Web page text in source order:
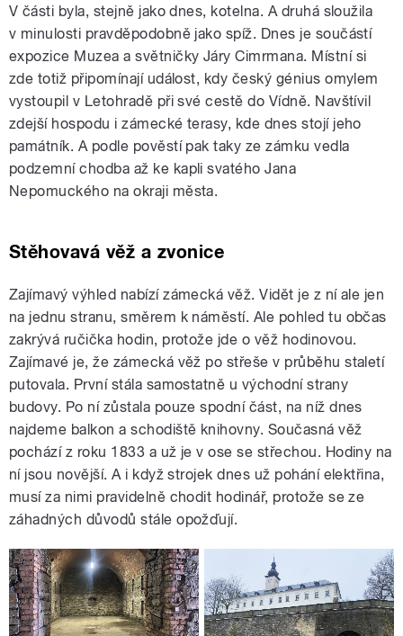
V části byla, stejně jako dnes, kotelna. A druhá sloužila
v minulosti pravděpodobně jako spíž. Dnes je součástí
expozice Muzea a světničky Járy Cimrmana. Místní si
zde totiž připomínají událost, kdy český génius omylem
vystoupil v Letohradě při své cestě do Vídně. Navštívil
zdejší hospodu i zámecké terasy, kde dnes stojí jeho
památník. A podle pověstí pak taky ze zámku vedla
podzemní chodba až ke kapli svatého Jana
Nepomuckého na okraji města.
Stěhovavá věž a zvonice
Zajímavý výhled nabízí zámecká věž. Vidět je z ní ale jen
na jednu stranu, směrem k náměstí. Ale pohled tu občas
zakrývá ručička hodin, protože jde o věž hodinovou.
Zajímavé je, že zámecká věž po střeše v průběhu staletí
putovala. První stála samostatně u východní strany
budovy. Po ní zůstala pouze spodní část, na níž dnes
najdeme balkon a schodiště knihovny. Současná věž
pochází z roku 1833 a už je v ose se střechou. Hodiny na
ní jsou novější. A i když strojek dnes už pohání elektřina,
musí za nimi pravidelně chodit hodinář, protože se ze
záhadných důvodů stále opožďují.